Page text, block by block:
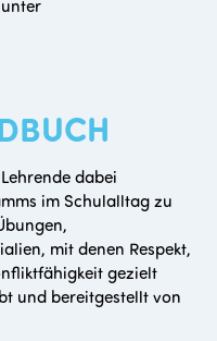
dabei
im Schulalltag zu
mit denen Respekt,
gezielt
und bereitgestellt von